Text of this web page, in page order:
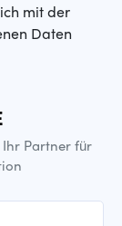
mit der
Daten
Partner für